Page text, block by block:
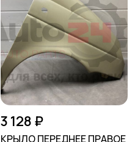
3 128 ₽
КРЫЛО ПЕРЕДНЕЕ ПРАВОЕ